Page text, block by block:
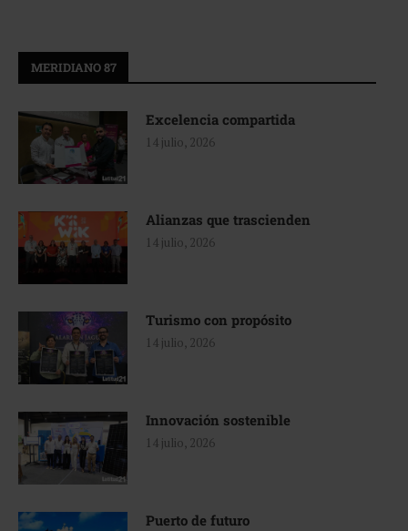
MERIDIANO 87
Excelencia compartida
14 julio, 2026
Alianzas que trascienden
14 julio, 2026
Turismo con propósito
14 julio, 2026
Innovación sostenible
14 julio, 2026
Puerto de futuro